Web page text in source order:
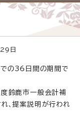
日
の36日間の期間で
鈴鹿市一般会計補
、提案説明が行われ